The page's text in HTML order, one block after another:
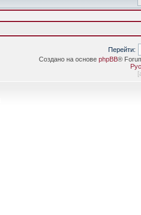
Перейти:
Создано на основе phpBB®
[